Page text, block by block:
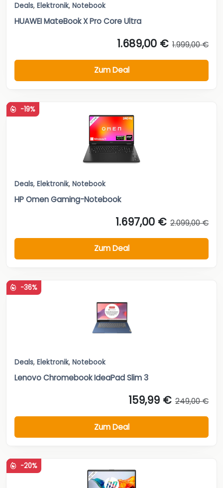
Deals, Elektronik, Notebook
HUAWEI MateBook X Pro Core Ultra
1.689,00 € 1.999,00 €
Zum Deal
-19%
Deals, Elektronik, Notebook
HP Omen Gaming-Notebook
1.697,00 € 2.099,00 €
Zum Deal
-36%
Deals, Elektronik, Notebook
Lenovo Chromebook IdeaPad Slim 3
159,99 € 249,00 €
Zum Deal
-20%